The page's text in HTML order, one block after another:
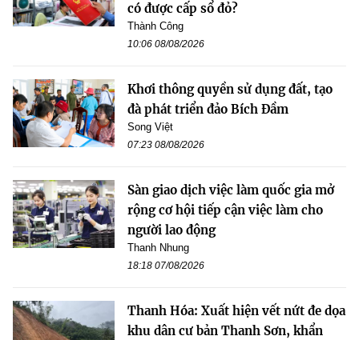
có được cấp sổ đỏ?
Thành Công
10:06 08/08/2026
Khơi thông quyền sử dụng đất, tạo
đà phát triển đảo Bích Đầm
Song Việt
07:23 08/08/2026
Sàn giao dịch việc làm quốc gia mở
rộng cơ hội tiếp cận việc làm cho
người lao động
Thanh Nhung
18:18 07/08/2026
Thanh Hóa: Xuất hiện vết nứt đe dọa
khu dân cư bản Thanh Sơn, khẩn